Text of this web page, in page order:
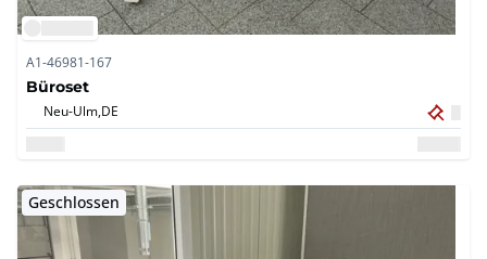
A1-46981-167
Büroset
Neu-Ulm,DE
Geschlossen